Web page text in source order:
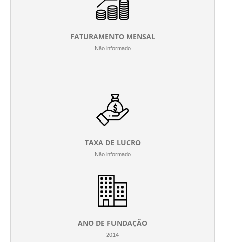
FATURAMENTO MENSAL
Não informado
TAXA DE LUCRO
Não informado
ANO DE FUNDAÇÃO
2014